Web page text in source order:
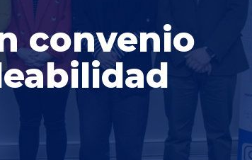
convenio